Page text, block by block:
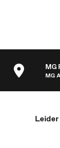
MG
MG